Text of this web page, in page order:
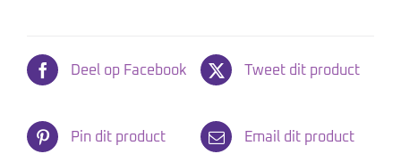
Deel op Facebook Tweet dit product
Pin dit product Email dit product